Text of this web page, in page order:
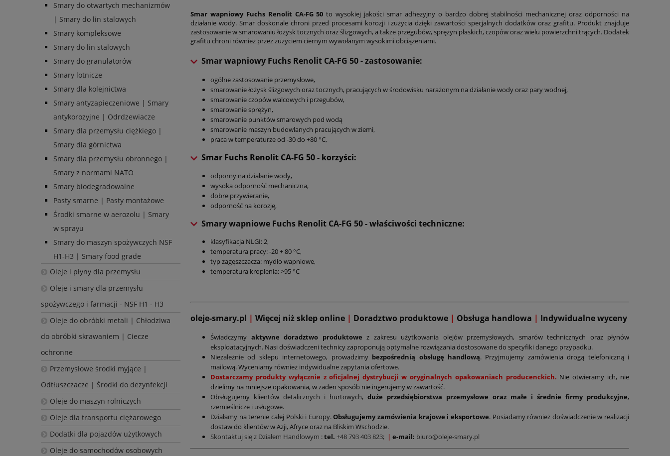
Smary do otwartych mechanizmów
| Smary do lin stalowych
Smary kompleksowe
Smary do lin stalowych
Smary do granulatorów
Smary lotnicze
Smary dla kolejnictwa
Smary antyzapieczeniowe | Smary
antykorozyjne | Odrdzewiacze
Smary dla przemysłu ciężkiego |
Smary dla górnictwa
Smary dla przemysłu obronnego |
Smary z normami NATO
Smary biodegradowalne
Pasty smarne | Pasty montażowe
Środki smarne w aerozolu | Smary
w sprayu
Smary do maszyn spożywczych NSF
H1-H3 | Smary food grade
Oleje i płyny dla przemysłu
Oleje i smary dla przemysłu
spożywczego i farmacji - NSF H1 - H3
Oleje do obróbki metali | Chłodziwa
do obróbki skrawaniem | Ciecze
ochronne
Przemysłowe środki myjące |
Odtłuszczacze | Środki do dezynfekcji
Oleje do maszyn rolniczych
Oleje dla transportu ciężarowego
Dodatki dla pojazdów użytkowych
Oleje do samochodów osobowych
Smar wapniowy Fuchs Renolit CA-FG 50to wysokiej jakości smar adhezyjny o bardzo dobrej stabilności mechanicznej oraz odporności na
działanie wody. Smar doskonale chroni przed procesami korozji i zużycia dzięki zawartości specjalnych dodatków oraz grafitu. Produkt znajduje
zastosowanie w smarowaniu łożysk tocznych oraz ślizgowych, a także przegubów, sprężyn płaskich, czopów oraz wielu powierzchni trących. Dodatek
grafitu chroni również przez zużyciem ciernym wywołanym wysokimi obciążeniami.
Smar wapniowy Fuchs Renolit CA-FG 50- zastosowanie:
ogólne zastosowanie przemysłowe,
smarowanie łożysk ślizgowych oraz tocznych, pracujących w środowisku narażonym na działanie wody oraz pary wodnej,
smarowanie czopów walcowych i przegubów,
smarowanie sprężyn,
smarowanie punktów smarowych pod wodą
smarowanie maszyn budowlanych pracujących w ziemi,
praca w temperaturze od -30 do +80 °C,
Smar Fuchs Renolit CA-FG 50- korzyści:
odporny na działanie wody,
wysoka odporność mechaniczna,
dobre przywieranie,
odporność na korozję,
Smary wapniowe Fuchs Renolit CA-FG 50 - właściwości techniczne:
klasyfikacja NLGI: 2,
temperatura pracy: -20 + 80 °C,
typ zagęszczacza: mydło wapniowe,
temperatura kroplenia: >95 °C
oleje-smary.pl | Więcej niż sklep online | Doradztwo produktowe | Obsługa handlowa | Indywidualne wyceny
Świadczymy aktywne doradztwo produktowe z zakresu użytkowania olejów przemysłowych, smarów technicznych oraz płynów
eksploatacyjnych. Nasi doświadczeni technicy zaproponują optymalne rozwiązania dostosowane do specyfiki danego przypadku.
Niezależnie od sklepu internetowego, prowadzimy bezpośrednią obsługę handlową. Przyjmujemy zamówienia drogą telefoniczną i
mailową. Wyceniamy również indywidualne zapytania ofertowe.
Dostarczamy produkty wyłącznie z oficjalnej dystrybucji w oryginalnych opakowaniach producenckich. Nie otwieramy ich, nie
dzielimy na mniejsze opakowania, w żaden sposób nie ingerujemy w zawartość.
Obsługujemy klientów detalicznych i hurtowych, duże przedsiębiorstwa przemysłowe oraz małe i średnie firmy produkcyjne,
rzemieślnicze i usługowe.
Działamy na terenie całej Polski i Europy.Obsługujemy zamówienia krajowe i eksportowe. Posiadamy również doświadczenie w realizacji
dostaw do klientów w Azji, Afryce oraz na Bliskim Wschodzie.
Skontaktuj się z Działem Handlowym :tel. +48 793 403 823; | e-mail: biuro@oleje-smary.pl